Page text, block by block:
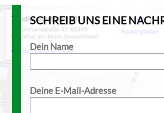
SCHREIB UNS EINE
Dein Name
Deine E-Mail-Adresse